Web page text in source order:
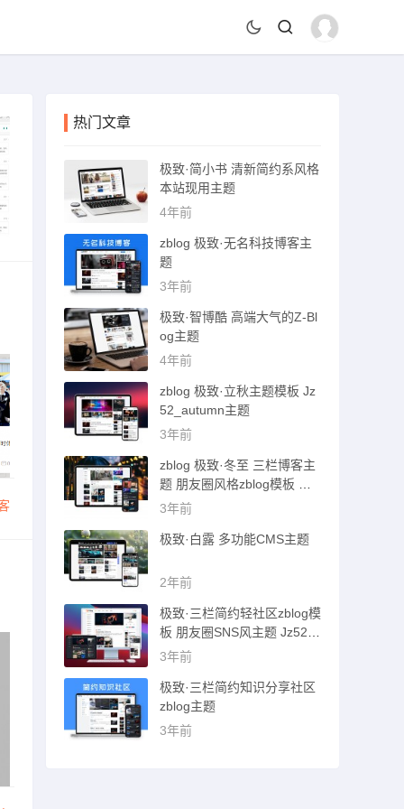
热门文章
极致·简小书 清新简约系风格
本站现用主题
4年前
zblog 极致·无名科技博客主
题
3年前
极致·智博酷 高端大气的Z-Bl
og主题
4年前
zblog 极致·立秋主题模板 Jz
52_autumn主题
3年前
zblog 极致·冬至 三栏博客主
题 朋友圈风格zblog模板 猪
猪博客主题
3年前
极致·白露 多功能CMS主题
2年前
极致·三栏简约轻社区zblog模
板 朋友圈SNS风主题 Jz52_t
sc主题
3年前
极致·三栏简约知识分享社区
zblog主题
3年前